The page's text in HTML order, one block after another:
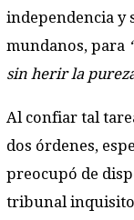
independencia y
mundanos, para
sin herir la
Al confiar tal
dos órdenes,
preocupó de
tribunal